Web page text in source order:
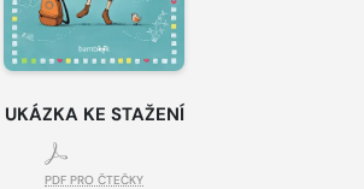
UKÁZKA KE STAŽENÍ
PDF PRO ČTEČKY